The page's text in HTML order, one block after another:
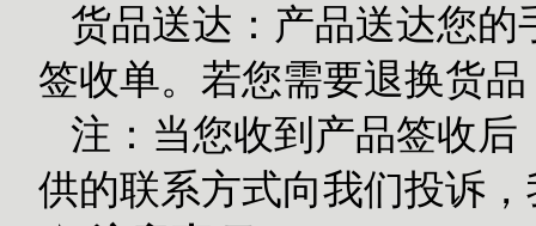
货品送达：产品送达您的
签收单。若您需要退换货
注：当您收到产品签收后
供的联系方式向我们投诉